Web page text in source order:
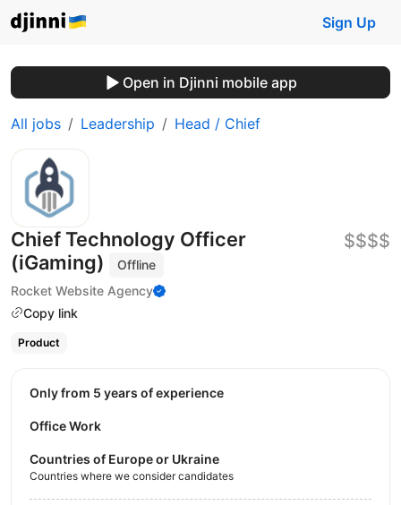
Sign Up
Open in Djinni mobile app
All jobs Leadership Head / Chief
Chief Technology Officer
(iGaming)
Offline
Rocket Website Agency
Copy link
$$$$
Product
Only from 5 years of experience
Office Work
Countries of Europe or Ukraine
Countries where we consider candidates